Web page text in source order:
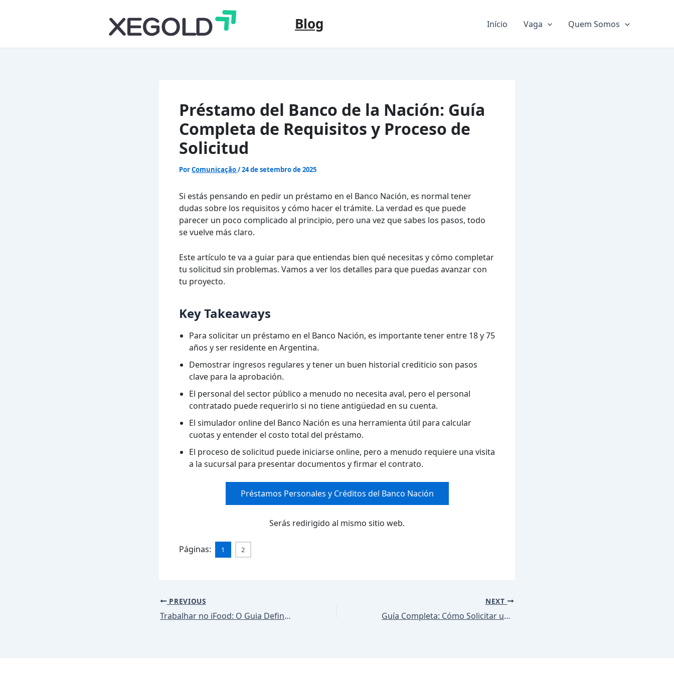
Blog Início Vaga Quem Somos
Préstamo del Banco de la Nación: Guía
Completa de Requisitos y Proceso de
Solicitud
PorComunicação/24 de setembro de 2025
Si estás pensando en pedir un préstamo en el Banco Nación, es normal tener
dudas sobre los requisitos y cómo hacer el trámite. La verdad es que puede
parecer un poco complicado al principio, pero una vez que sabes los pasos, todo
se vuelve más claro.
Este artículo te va a guiar para que entiendas bien qué necesitas y cómo completar
tu solicitud sin problemas. Vamos a ver los detalles para que puedas avanzar con
tu proyecto.
Key Takeaways
Para solicitar un préstamo en el Banco Nación, es importante tener entre 18 y 75
años y ser residente en Argentina.
Demostrar ingresos regulares y tener un buen historial crediticio son pasos
clave para la aprobación.
El personal del sector público a menudo no necesita aval, pero el personal
contratado puede requerirlo si no tiene antigüedad en su cuenta.
El simulador online del Banco Nación es una herramienta útil para calcular
cuotas y entender el costo total del préstamo.
El proceso de solicitud puede iniciarse online, pero a menudo requiere una visita
a la sucursal para presentar documentos y firmar el contrato.
Préstamos Personales y Créditos del Banco Nación
Serás redirigido al mismo sitio web.
Páginas: 1 2
Post
navigation
PREVIOUS
Trabalhar no iFood: O Guia Definitivo para Quem Quer Começar
NEXT
Guía Completa: Cómo Solicitar un Préstamo en el Banco de la Nación – Requisitos y Pasos 2025